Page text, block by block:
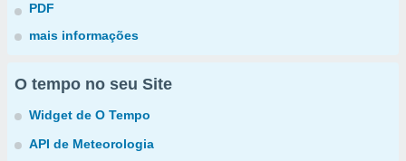
PDF
mais informações
O tempo no seu Site
Widget de O Tempo
API de Meteorologia